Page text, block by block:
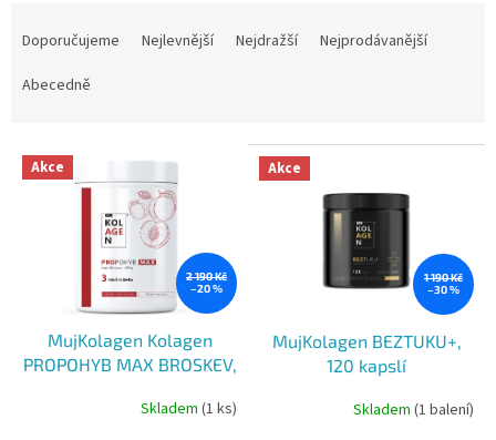
p
Doporučujeme Nejlevnější Nejdražší
Nejprodávanější
Abecedně
V Akce
2 190 Kč
–20 %
MujKolagen Kolagen
PROPOHYB MAX BROSKEV,
Skladem (1 ks)
Akce
1 190 Kč
–30 %
MujKolagen BEZTUKU+,
120 kapslí
Skladem (1 balení)